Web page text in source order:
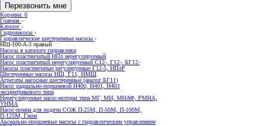
Перезвонить мне
Корзина: 0
Главная -
Каталог -
Гидронасосы -
Гидравлические шестеренные насосы -
НШ-100-А-3 правый
Насосы в каталоге гидравлики
Насос пластинчатый НПл нерегулируемый
Насос пластинчатый нерегулируемый С12-, Г12-, БГ12-
Насосы пластинчатые регулируемые Г12-5, НПлР
Шестеренные насосы НШ, Г11, НМШ
Агрегаты насосные шестеренные (аналог БГ11)
Насос радиально-поршневой Н400, Н401, Н403
эксцентрикового типа
Нерегулируемые насос-моторы типа МГ, МН, МНАФ, РМНА,
УНМА
Насос-помпа для подачи СОЖ П-25М, П-50М, П-100М,
П-125М, Гном
Аксиально-поршневые насосы с гидравлическим управлением